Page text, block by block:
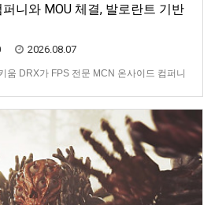
니와 MOU 체결, 발로란트 기반
2026.08.07
움 DRX가 FPS 전문 MCN 온사이드 컴퍼니
강화를 위한 업무 협약(MOU)을 체결했다고
DRX 양선일 대표이사, …